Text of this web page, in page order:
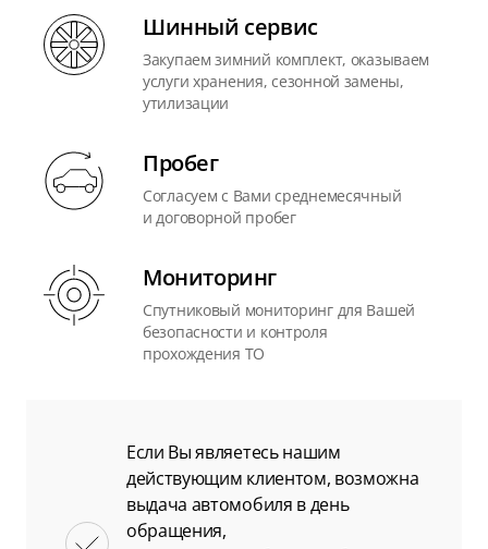
Шинный сервис
Закупаем зимний комплект, оказываем
услуги хранения, сезонной замены,
утилизации
Пробег
Согласуем с Вами среднемесячный
и договорной пробег
Мониторинг
Спутниковый мониторинг для Вашей
безопасности и контроля
прохождения ТО
Если Вы являетесь нашим
действующим клиентом, возможна
выдача автомобиля в день
обращения,